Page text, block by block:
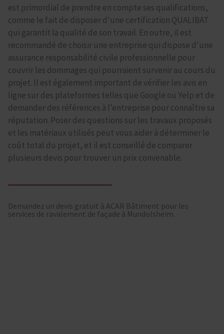
est primordial de prendre en compte ses qualifications,
comme le fait de disposer d'une certification QUALIBAT
qui garantit la qualité de son travail. En outre, il est
recommandé de choisir une entreprise qui dispose d'une
assurance responsabilité civile professionnelle pour
couvrir les dommages qui pourraient survenir au cours du
projet. Il est également important de vérifier les avis en
ligne sur des plateformes telles que Google ou Yelp et de
demander des références à l'entreprise pour connaître sa
réputation. Poser des questions sur les travaux proposés
et les matériaux utilisés peut vous aider à déterminer le
coût total du projet, et il est conseillé de comparer
plusieurs devis pour trouver un prix convenable.
Demandez un devis gratuit à ACAR Bâtiment pour les
services de ravalement de façade à Mundolsheim.